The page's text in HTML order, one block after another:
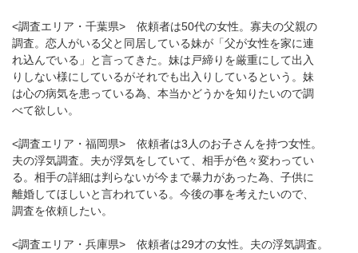
<調査エリア・千葉県> 依頼者は50代の女性。寡夫の父親の
調査。恋人がいる父と同居している妹が「父が女性を家に連
れ込んでいる」と言ってきた。妹は戸締りを厳重にして出入
りしない様にしているがそれでも出入りしているという。妹
は心の病気を患っている為、本当かどうかを知りたいので調
べて欲しい。
<調査エリア・福岡県> 依頼者は3人のお子さんを持つ女性。
夫の浮気調査。夫が浮気をしていて、相手が色々変わってい
る。相手の詳細は判らないが今まで暴力があった為、子供に
離婚してほしいと言われている。今後の事を考えたいので、
調査を依頼したい。
<調査エリア・兵庫県> 依頼者は29才の女性。夫の浮気調査。